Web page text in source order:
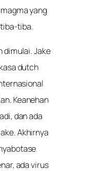
yang
tiba.
dimulai. Jake
dutch
Keanehan
dan ada
Akhirnya
ada virus